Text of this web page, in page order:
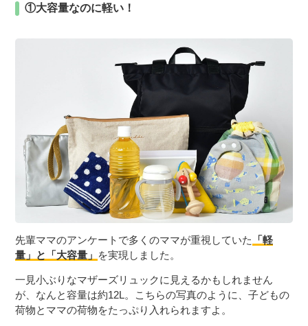
①大容量なのに軽い！
先輩ママのアンケートで多くのママが重視していた
「軽
量」と「大容量」 を実現しました。
一見小ぶりなマザーズリュックに見えるかもしれません
が、なんと容量は約12L。こちらの写真のように、子どもの
荷物とママの荷物をたっぷり入れられますよ。